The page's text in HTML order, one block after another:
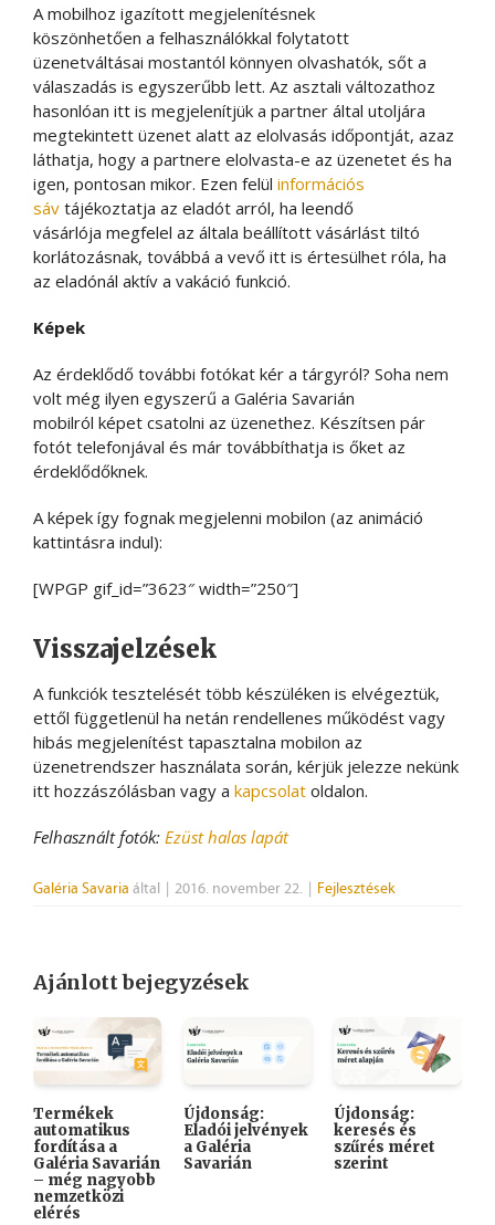
A mobilhoz igazított megjelenítésnek
köszönhetően a felhasználókkal folytatott
üzenetváltásai mostantól könnyen olvashatók, sőt a
válaszadás is egyszerűbb lett. Az asztali változathoz
hasonlóan itt is megjelenítjük a partner által utoljára
megtekintett üzenet alatt az elolvasás időpontját, azaz
láthatja, hogy a partnere elolvasta-e az üzenetet és ha
igen, pontosan mikor. Ezen felül információs
sáv tájékoztatja az eladót arról, ha leendő
vásárlója megfelel az általa beállított vásárlást tiltó
korlátozásnak, továbbá a vevő itt is értesülhet róla, ha
az eladónál aktív a vakáció funkció.
Képek
Az érdeklődő további fotókat kér a tárgyról? Soha nem
volt még ilyen egyszerű a Galéria Savarián
mobilról képet csatolni az üzenethez. Készítsen pár
fotót telefonjával és már továbbíthatja is őket az
érdeklődőknek.
A képek így fognak megjelenni mobilon (az animáció
kattintásra indul):
[WPGP gif_id=”3623″ width=”250″]
Visszajelzések
A funkciók tesztelését több készüléken is elvégeztük,
ettől függetlenül ha netán rendellenes működést vagy
hibás megjelenítést tapasztalna mobilon az
üzenetrendszer használata során, kérjük jelezze nekünk
itt hozzászólásban vagy a kapcsolat oldalon.
Felhasznált fotók: Ezüst halas lapát
Galéria Savaria által | 2016. november 22. | Fejlesztések
Ajánlott bejegyzések
Termékek
automatikus
fordítása a
Galéria Savarián
– még nagyobb
nemzetközi
elérés
Újdonság:
Eladói jelvények
a Galéria
Savarián
Újdonság:
keresés és
szűrés méret
szerint